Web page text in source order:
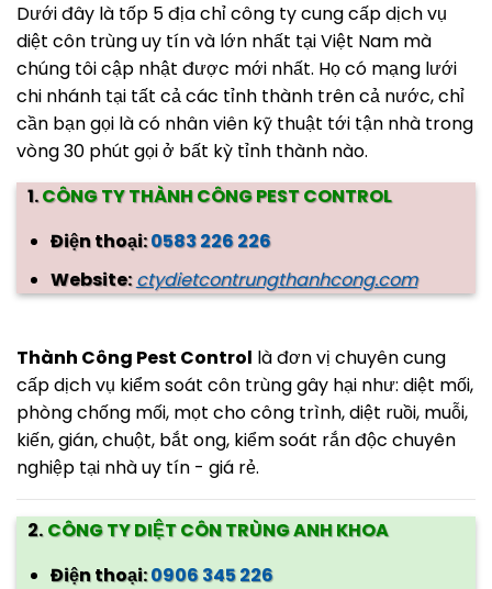
Dưới đây là tốp 5 địa chỉ công ty cung cấp dịch vụ
diệt côn trùng uy tín và lớn nhất tại Việt Nam mà
chúng tôi cập nhật được mới nhất. Họ có mạng lưới
chi nhánh tại tất cả các tỉnh thành trên cả nước, chỉ
cần bạn gọi là có nhân viên kỹ thuật tới tận nhà trong
vòng 30 phút gọi ở bất kỳ tỉnh thành nào.
1.CÔNG TY THÀNH CÔNG PEST CONTROL
Điện thoại:0583 226 226
Website: ctydietcontrungthanhcong.com
Thành Công Pest Control là đơn vị chuyên cung
cấp dịch vụ kiểm soát côn trùng gây hại như: diệt mối,
phòng chống mối, mọt cho công trình, diệt ruồi, muỗi,
kiến, gián, chuột, bắt ong, kiểm soát rắn độc chuyên
nghiệp tại nhà uy tín - giá rẻ.
2. CÔNG TY DIỆT CÔN TRÙNG ANH KHOA
Điện thoại:0906 345 226